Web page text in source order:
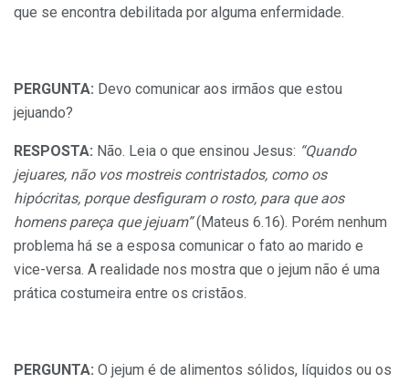
que se encontra debilitada por alguma enfermidade.
PERGUNTA: Devo comunicar aos irmãos que estou
jejuando?
RESPOSTA: Não. Leia o que ensinou Jesus: “Quando
jejuares, não vos mostreis contristados, como os
hipócritas, porque desfiguram o rosto, para que aos
homens pareça que jejuam”(Mateus 6.16). Porém nenhum
problema há se a esposa comunicar o fato ao marido e
vice-versa. A realidade nos mostra que o jejum não é uma
prática costumeira entre os cristãos.
PERGUNTA: O jejum é de alimentos sólidos, líquidos ou os